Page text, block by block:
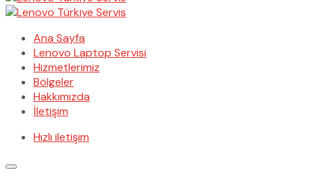
Ana Sayfa
Lenovo Laptop Servisi
Hizmetlerimiz
Bölgeler
Hakkımızda
İletişim
Hızlı iletişim